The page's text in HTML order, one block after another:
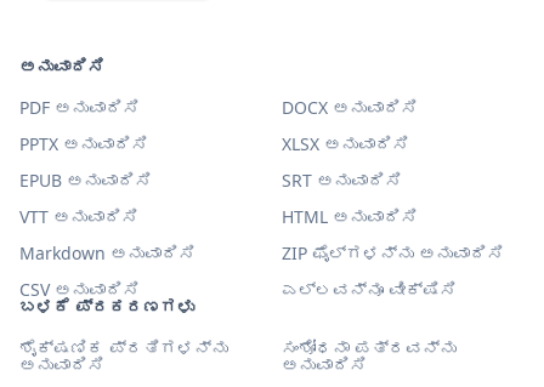
ಬಳಕೆ ಪ್ರಕರಣಗಳು
ಶೈಕ್ಷಣಿಕ ಪ್ರತಿಗಳನ್ನು
ಅನುವಾದಿಸಿ
ಸಂಶೋಧನಾ ಪತ್ರವನ್ನು
ಅನುವಾದಿಸಿ
ಅನುವಾದಿಸಿ
PDF ಅನುವಾದಿಸಿ
DOCX ಅನುವಾದಿಸಿ
PPTX ಅನುವಾದಿಸಿ
XLSX ಅನುವಾದಿಸಿ
EPUB ಅನುವಾದಿಸಿ
SRT ಅನುವಾದಿಸಿ
VTT ಅನುವಾದಿಸಿ
HTML ಅನುವಾದಿಸಿ
Markdown ಅನುವಾದಿಸಿ
ZIP ಫೈಲ್‌ಗಳನ್ನು ಅನುವಾದಿಸಿ
CSV ಅನುವಾದಿಸಿ
ಎಲ್ಲವನ್ನೂ ವೀಕ್ಷಿಸಿ